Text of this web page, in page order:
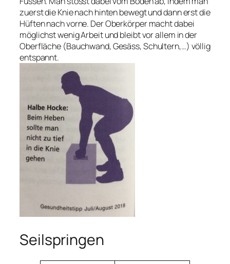
zuerst die Knie nach hinten bewegt und dann erst die
Hüften nach vorne. Der Oberkörper macht dabei
möglichst wenig Arbeit und bleibt vor allem in der
Oberfläche (Bauchwand, Gesäss, Schultern,…) völlig
entspannt.
Seilspringen